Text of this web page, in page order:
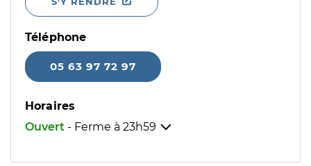
Téléphone
05 63 97 72 97
Horaires
Ouvert - Ferme à 23h59